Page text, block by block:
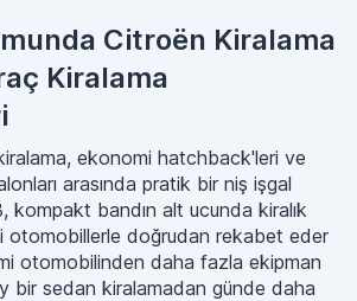
Citroën Kiralama
Kiralama
ekonomi hatchback'leri ve
arasında pratik bir niş işgal
kompakt bandın alt ucunda kiralık
otomobillerle doğrudan rekabet eder
otomobilinden daha fazla ekipman
bir sedan kiralamadan günde daha